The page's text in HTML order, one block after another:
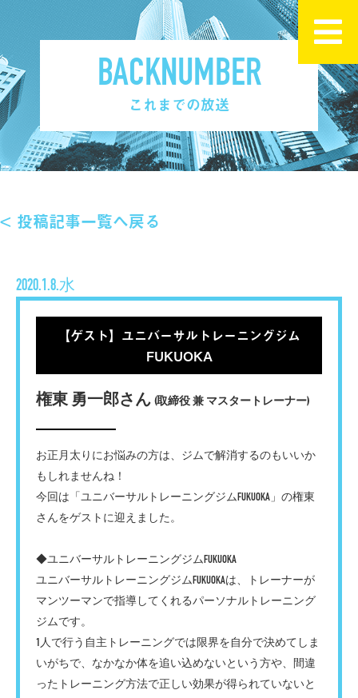
BACKNUMBER
これまでの放送
< 投稿記事一覧へ戻る
2020.1.8.水
【ゲスト】ユニバーサルトレーニングジム
FUKUOKA
権東 勇一郎さん (取締役 兼 マスタートレーナー)
お正月太りにお悩みの方は、ジムで解消するのもいいか
もしれませんね！
今回は「ユニバーサルトレーニングジムFUKUOKA」の権東
さんをゲストに迎えました。
◆ユニバーサルトレーニングジムFUKUOKA
ユニバーサルトレーニングジムFUKUOKAは、トレーナーが
マンツーマンで指導してくれるパーソナルトレーニング
ジムです。
1人で行う自主トレーニングでは限界を自分で決めてしま
いがちで、なかなか体を追い込めないという方や、間違
ったトレーニング方法で正しい効果が得られていないと